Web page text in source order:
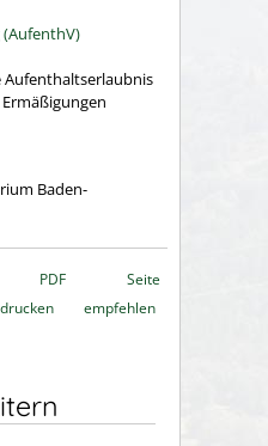
Aufenthaltserlaubnis
Baden-
PDF
drucken
Seite
empfehlen